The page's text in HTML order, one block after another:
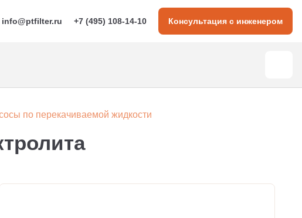
info@ptfilter.ru +7 (495) 108-14-10 Консультация с инженером
по перекачиваемой жидкости